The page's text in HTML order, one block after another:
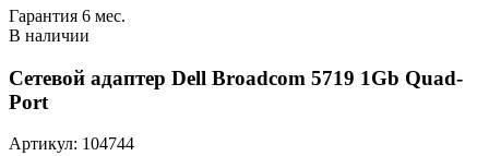
Гарантия 6 мес.
В наличии
Сетевой адаптер Dell Broadcom 5719 1Gb Quad-
Port
Артикул: 104744